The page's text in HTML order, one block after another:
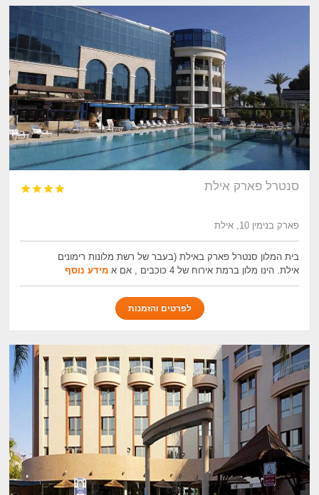
סנטרל פארק אילת 



פארק בנימין 10, אילת
בית המלון סנטרל פארק באילת (בעבר של רשת מלונות רימונים
אילת. הינו מלון ברמת אירוח של 4 כוכבים , אם א
מידע נוסף
לפרטים והזמנות